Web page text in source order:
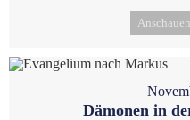
Anschauen
Dämonen in